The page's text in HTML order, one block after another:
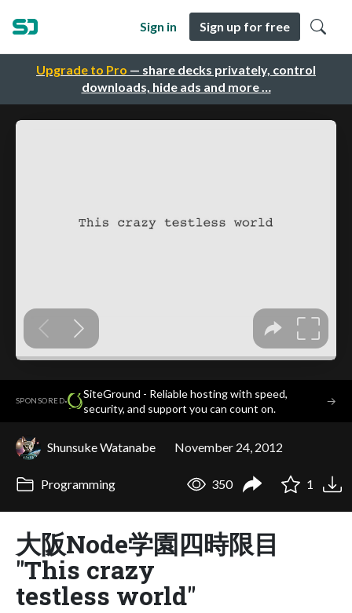
Upgrade to Pro — share decks privately, control
downloads, hide ads and more …
Sign in Sign up for free
SPONSORED·
SiteGround - Reliable hosting with speed,
security, and support you can count on.
→
Shunsuke Watanabe November 24, 2012
Programming 350 1
大阪Node学園四時限目
"This crazy
testless world"